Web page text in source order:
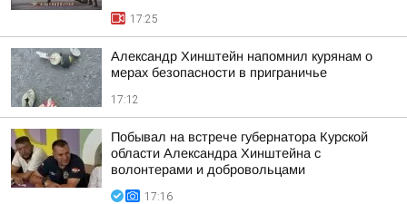
17:25
Александр Хинштейн напомнил курянам о
мерах безопасности в приграничье
17:12
Побывал на встрече губернатора Курской
области Александра Хинштейна с
волонтерами и добровольцами
17:16